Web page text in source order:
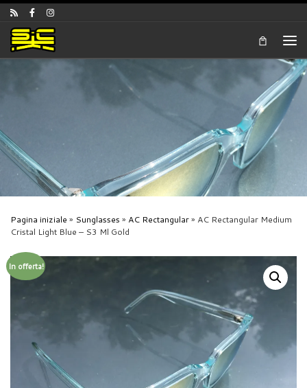
Skip to content
Pagina iniziale » Sunglasses » AC Rectangular» AC Rectangular Medium
Cristal Light Blue – S3 Ml Gold
In offerta!